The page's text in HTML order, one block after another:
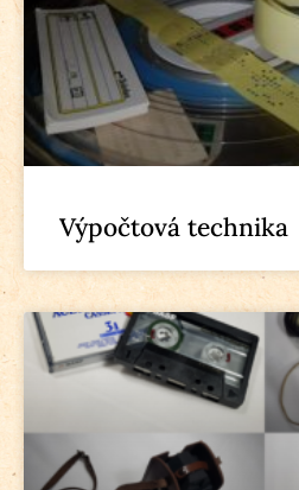
Výpočtová technika